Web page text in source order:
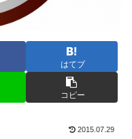
はてブ
コピー
2015.07.29